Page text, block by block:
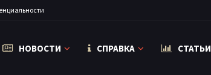
НОВОСТИ СПРАВКА СТАТЬИ